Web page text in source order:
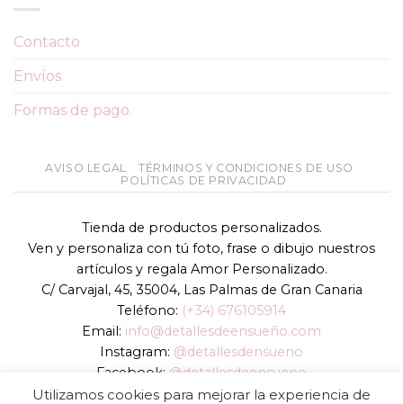
Contacto
Envíos
Formas de pago
AVISO LEGAL
TÉRMINOS Y CONDICIONES DE USO
POLÍTICAS DE PRIVACIDAD
Tienda de productos personalizados.
Ven y personaliza con tú foto, frase o dibujo nuestros
artículos y regala Amor Personalizado.
C/ Carvajal, 45, 35004, Las Palmas de Gran Canaria
Teléfono: (+34) 676105914
Email: info@detallesdeensueño.com
Instagram: @detallesdensueno
Facebook: @detallesdeensueno
TikTok: @detallesdensueno
Utilizamos cookies para mejorar la experiencia de